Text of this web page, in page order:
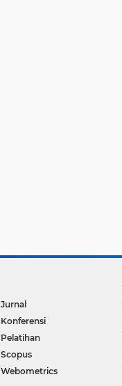
Jurnal
Konferensi
Pelatihan
Scopus
Webometrics